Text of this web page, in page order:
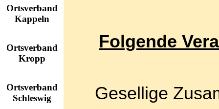
Ortsverband
Kappeln
Ortsverband
Kropp
Ortsverband
Schleswig
Folgende
Gesellige